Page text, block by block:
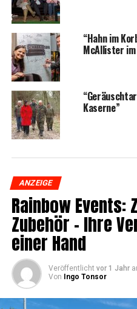
“Hahn im
McAl­lis­ter
Kaserne”
ANZEIGE
Rain­bow Events:
Zube­hör – Ihre
einer Hand
Veröffentlicht vor 1 Jahr
Von
Ingo Tonsor